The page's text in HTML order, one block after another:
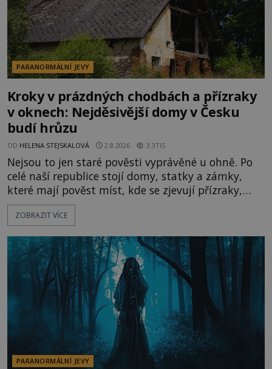
PARANORMÁLNÍ JEVY
Kroky v prázdných chodbách a přízraky
v oknech: Nejděsivější domy v Česku
budí hrůzu
OD HELENA STEJSKALOVÁ 2.8.2026 3.3TIS
Nejsou to jen staré pověsti vyprávěné u ohně. Po
celé naší republice stojí domy, statky a zámky,
které mají pověst míst, kde se zjevují přízraky,
ozývají nevysvětlitelné zvuky nebo se dějí podivné
jevy. Zatímco historici většinou hledají racionální
lokality vykazují nápadně podobná svědectví po
celé generace. A právě tato opakující se svědectví
ZOBRAZIT VÍCE
PARANORMÁLNÍ JEVY